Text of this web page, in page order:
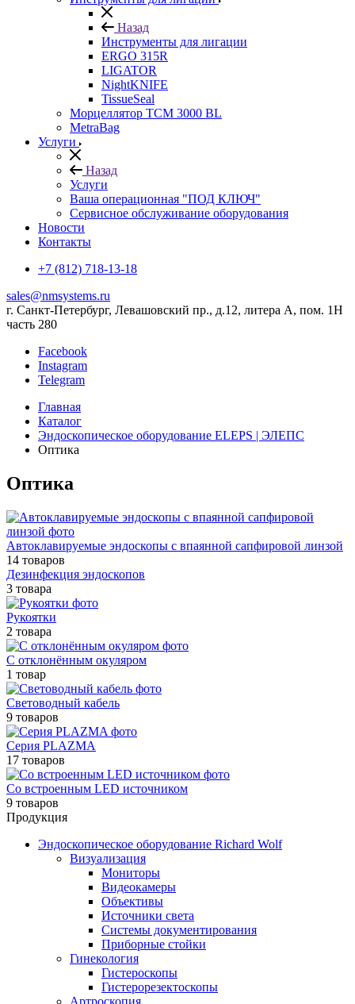
Назад
Инструменты для лигации
ERGO 315R
LIGATOR
NightKNIFE
TissueSeal
Морцеллятор ТСМ 3000 BL
MetraBag
Услуги
Назад
Услуги
Ваша операционная "ПОД КЛЮЧ"
Сервисное обслуживание оборудования
Новости
Контакты
+7 (812) 718-13-18
sales@nmsystems.ru
г. Санкт-Петербург, Левашовский пр., д.12, литера А, пом. 1Н
часть 280
Facebook
Instagram
Telegram
Главная
Каталог
Эндоскопическое оборудование ELEPS | ЭЛЕПС
Оптика
Оптика
Автоклавируемые эндоскопы с впаянной сапфировой линзой
14 товаров
Дезинфекция эндоскопов
3 товара
Рукоятки
2 товара
С отклонённым окуляром
1 товар
Световодный кабель
9 товаров
Серия PLAZMA
17 товаров
Со встроенным LED источником
9 товаров
Продукция
Эндоскопическое оборудование Richard Wolf
Визуализация
Мониторы
Видеокамеры
Объективы
Источники света
Системы документирования
Приборные стойки
Гинекология
Гистероскопы
Гистерорезектоскопы
Артроскопия